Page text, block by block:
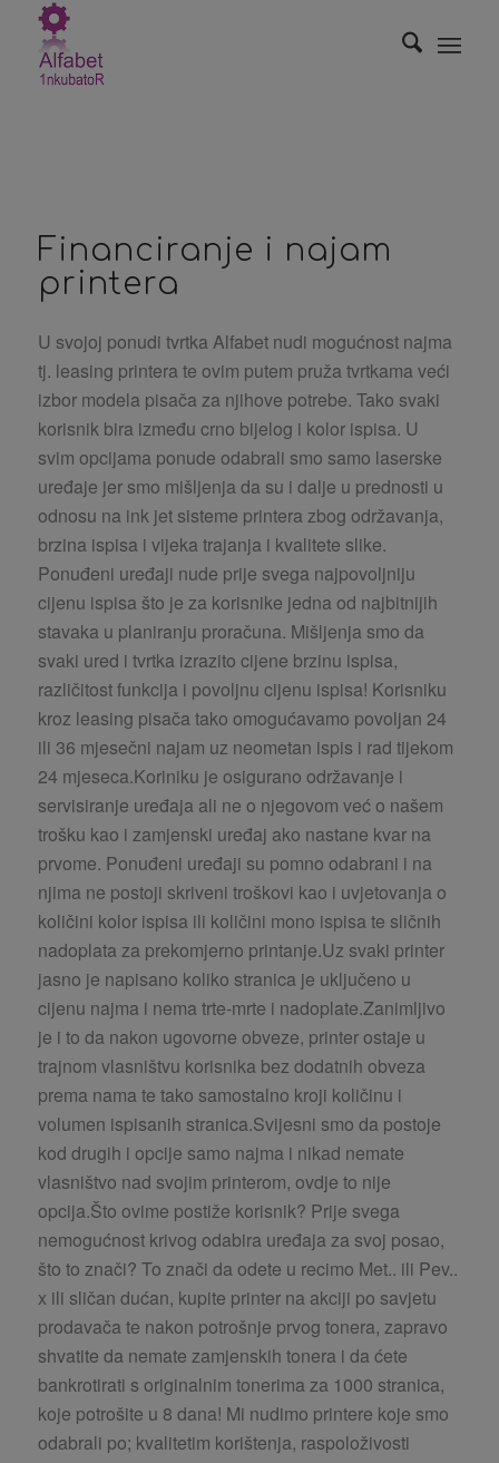
Financiranje i najam
printera
U svojoj ponudi tvrtka Alfabet nudi mogućnost najma
tj. leasing printera te ovim putem pruža tvrtkama veći
izbor modela pisača za njihove potrebe. Tako svaki
korisnik bira između crno bijelog i kolor ispisa. U
svim opcijama ponude odabrali smo samo laserske
uređaje jer smo mišljenja da su i dalje u prednosti u
odnosu na ink jet sisteme printera zbog održavanja,
brzina ispisa i vijeka trajanja i kvalitete slike.
Ponuđeni uređaji nude prije svega najpovoljniju
cijenu ispisa što je za korisnike jedna od najbitnijih
stavaka u planiranju proračuna. Mišljenja smo da
svaki ured i tvrtka izrazito cijene brzinu ispisa,
različitost funkcija i povoljnu cijenu ispisa! Korisniku
kroz leasing pisača tako omogućavamo povoljan 24
ili 36 mjesečni najam uz neometan ispis i rad tijekom
24 mjeseca.Koriniku je osigurano održavanje i
servisiranje uređaja ali ne o njegovom već o našem
trošku kao i zamjenski uređaj ako nastane kvar na
prvome. Ponuđeni uređaji su pomno odabrani i na
njima ne postoji skriveni troškovi kao i uvjetovanja o
količini kolor ispisa ili količini mono ispisa te sličnih
nadoplata za prekomjerno printanje.Uz svaki printer
jasno je napisano koliko stranica je uključeno u
cijenu najma i nema trte-mrte i nadoplate.Zanimljivo
je i to da nakon ugovorne obveze, printer ostaje u
trajnom vlasništvu korisnika bez dodatnih obveza
prema nama te tako samostalno kroji količinu i
volumen ispisanih stranica.Svijesni smo da postoje
kod drugih i opcije samo najma i nikad nemate
vlasništvo nad svojim printerom, ovdje to nije
opcija.Što ovime postiže korisnik? Prije svega
nemogućnost krivog odabira uređaja za svoj posao,
što to znači? To znači da odete u recimo Met.. ili Pev..
x ili sličan dućan, kupite printer na akciji po savjetu
prodavača te nakon potrošnje prvog tonera, zapravo
shvatite da nemate zamjenskih tonera i da ćete
bankrotirati s originalnim tonerima za 1000 stranica,
koje potrošite u 8 dana! Mi nudimo printere koje smo
odabrali po; kvalitetim korištenja, raspoloživosti